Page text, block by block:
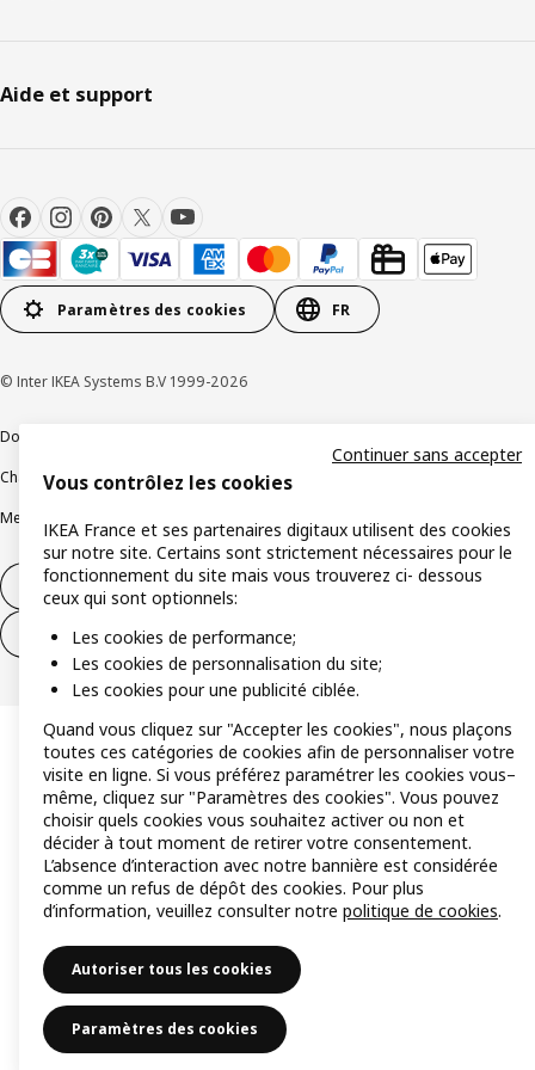
Aide et support
Paramètres des cookies FR
© Inter IKEA Systems B.V 1999-2026
Documents juridiques et informations légales
Charte de protection des donnéesPolitique relative aux cookies
Mentions légales
Formulaire de rétractation – produits
Formulaire de rétractation – services
Vous contrôlez les cookies
IKEA France et ses partenaires digitaux utilisent des cookies
sur notre site. Certains sont strictement nécessaires pour le
fonctionnement du site mais vous trouverez ci- dessous
ceux qui sont optionnels:
Les cookies de performance;
Les cookies de personnalisation du site;
Les cookies pour une publicité ciblée.
Quand vous cliquez sur "Accepter les cookies", nous plaçons
toutes ces catégories de cookies afin de personnaliser votre
visite en ligne. Si vous préférez paramétrer les cookies vous–
même, cliquez sur "Paramètres des cookies". Vous pouvez
choisir quels cookies vous souhaitez activer ou non et
décider à tout moment de retirer votre consentement.
L’absence d’interaction avec notre bannière est considérée
comme un refus de dépôt des cookies. Pour plus
d’information, veuillez consulter notre politique de cookies.
Autoriser tous les cookies
Paramètres des cookies
Continuer sans accepter